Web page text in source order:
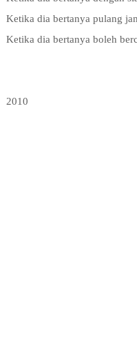
Ketika dia bertanya pulang
Ketika dia bertanya boleh
2010